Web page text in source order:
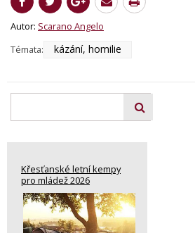
Autor: Scarano Angelo
Témata:
kázání, homilie
Křesťanské letní kempy
pro mládež 2026